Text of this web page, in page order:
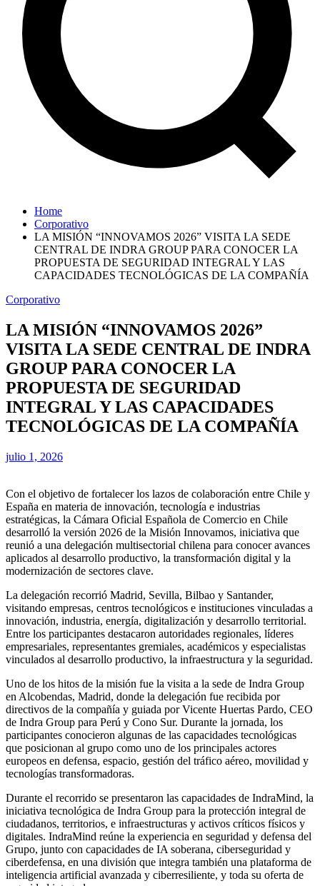
Home
Corporativo
LA MISIÓN “INNOVAMOS 2026” VISITA LA SEDE
CENTRAL DE INDRA GROUP PARA CONOCER LA
PROPUESTA DE SEGURIDAD INTEGRAL Y LAS
CAPACIDADES TECNOLÓGICAS DE LA COMPAÑÍA
Corporativo
LA MISIÓN “INNOVAMOS 2026”
VISITA LA SEDE CENTRAL DE INDRA
GROUP PARA CONOCER LA
PROPUESTA DE SEGURIDAD
INTEGRAL Y LAS CAPACIDADES
TECNOLÓGICAS DE LA COMPAÑÍA
julio 1, 2026
Con el objetivo de fortalecer los lazos de colaboración entre Chile y
España en materia de innovación, tecnología e industrias
estratégicas, la Cámara Oficial Española de Comercio en Chile
desarrolló la versión 2026 de la Misión Innovamos, iniciativa que
reunió a una delegación multisectorial chilena para conocer avances
aplicados al desarrollo productivo, la transformación digital y la
modernización de sectores clave.
La delegación recorrió Madrid, Sevilla, Bilbao y Santander,
visitando empresas, centros tecnológicos e instituciones vinculadas a
innovación, industria, energía, digitalización y desarrollo territorial.
Entre los participantes destacaron autoridades regionales, líderes
empresariales, representantes gremiales, académicos y especialistas
vinculados al desarrollo productivo, la infraestructura y la seguridad.
Uno de los hitos de la misión fue la visita a la sede de Indra Group
en Alcobendas, Madrid, donde la delegación fue recibida por
directivos de la compañía y guiada por Vicente Huertas Pardo, CEO
de Indra Group para Perú y Cono Sur. Durante la jornada, los
participantes conocieron algunas de las capacidades tecnológicas
que posicionan al grupo como uno de los principales actores
europeos en defensa, espacio, gestión del tráfico aéreo, movilidad y
tecnologías transformadoras.
Durante el recorrido se presentaron las capacidades de IndraMind, la
iniciativa tecnológica de Indra Group para la protección integral de
ciudadanos, territorios, e infraestructuras y activos críticos físicos y
digitales. IndraMind reúne la experiencia en seguridad y defensa del
Grupo, junto con capacidades de IA soberana, ciberseguridad y
ciberdefensa, en una división que integra también una plataforma de
inteligencia artificial avanzada y ciberresiliente, y toda su oferta de